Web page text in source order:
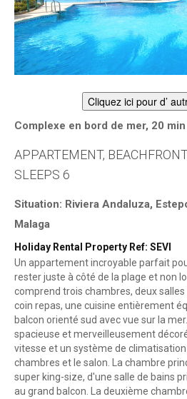
Cliquez ici pour d’
Complexe en bord de mer, 20
APPARTEMENT,
SLEEPS 6
Situation: Riviera Andaluza,
Malaga
Holiday Rental Property Ref: SEVI
Un appartement incroyable parfait
rester juste à côté de la plage et non
comprend trois chambres, deux salles
coin repas, une cuisine entièrement
balcon orienté sud avec vue sur la
spacieuse et merveilleusement
vitesse et un système de
chambres et le salon. La chambre
super king-size, d'une salle de bains
au grand balcon. La deuxième